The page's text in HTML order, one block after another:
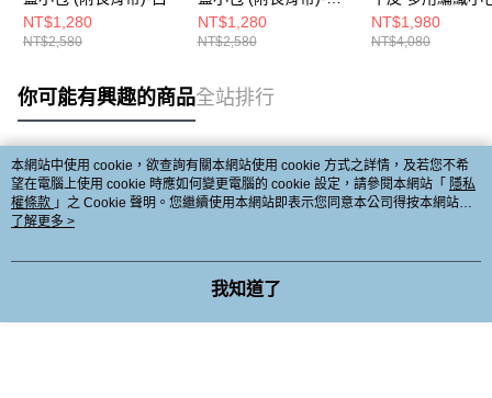
NT$1,280
NT$2,580
粉
NT$1,280
NT$2,580
長背帶)-銀
NT$1,980
NT$4,080
你可能有興趣的商品全站排行
熱門標籤
本網站中使用 cookie，欲查詢有關本網站使用 cookie 方式之詳情，及若您不希
望在電腦上使用 cookie 時應如何變更電腦的 cookie 設定，請參閱本網站「 隱私
權條款 」之 Cookie 聲明。您繼續使用本網站即表示您同意本公司得按本網站使
用條款之 Cookie 聲明使用 cookie。
了解更多 >
我知道了